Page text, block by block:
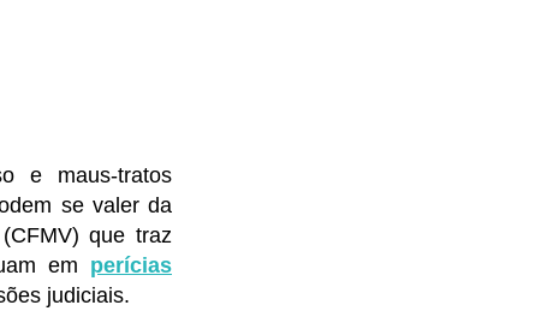
e maus-tratos
se valer da
que traz
em perícias
judiciais.